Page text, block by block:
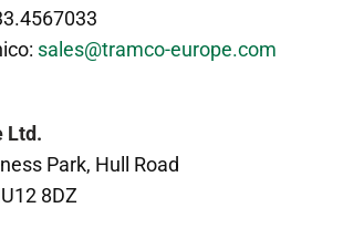
sales@tramco-europe.com
Ltd.
Park, Hull Road
8DZ